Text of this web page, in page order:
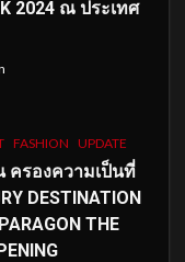
2024 ณ ประเทศ
FASHION UPDATE
ครองความเป็นที่
DESTINATION
THE